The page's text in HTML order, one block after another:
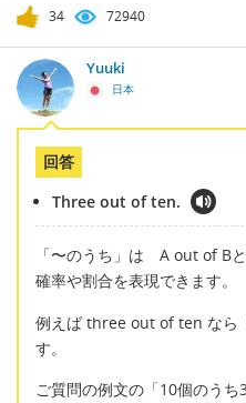
34 72940
Yuuki
日本
回答
Three out of ten.
「〜のうち」は A out of Bと
確率や割合を表現できます。
例えば three out of ten なら
す。
ご質問の例文の「10個のうち